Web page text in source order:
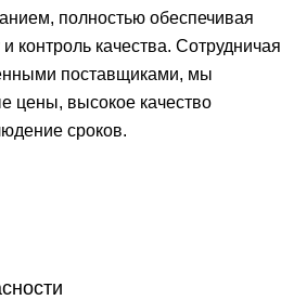
полностью обеспечивая
и контроль качества. Сотрудничая
поставщиками, мы
цены, высокое качество
сроков.